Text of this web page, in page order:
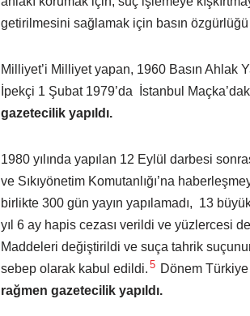
getirilmesini sağlamak için basın özgürlüğü
Milliyet’i Milliyet yapan, 1960 Basın Ahlak
İpekçi 1 Şubat 1979’da İstanbul
gazetecilik yapıldı.
1980 yılında yapılan 12 Eylül darbesi
ve Sıkıyönetim Komutanlığı’na
birlikte 300 gün yayın yapılamadı, 13
yıl 6 ay hapis cezası verildi ve yüzlercesi
Maddeleri değiştirildi ve suça tahrik
sebep olarak kabul edildi. 5 Dönem
rağmen gazetecilik yapıldı.